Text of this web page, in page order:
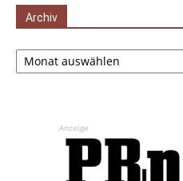
Archiv
Archiv
Anzeige